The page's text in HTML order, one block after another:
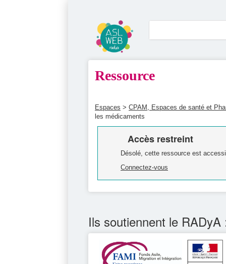
Ressource
Espaces > CPAM, Espaces de santé et
les médicaments
Accès restreint
Désolé, cette ressource est
Connectez-vous
Ils soutiennent le RADyA